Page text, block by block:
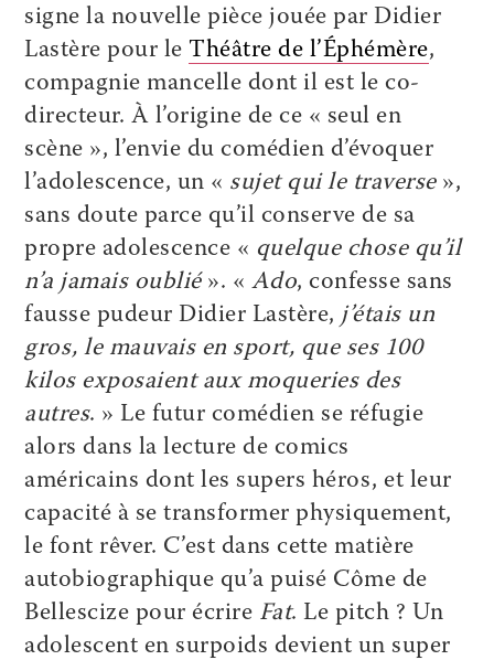
signe la nouvelle pièce jouée par Didier
Lastère pour le Théâtre de l’Éphémère,
compagnie mancelle dont il est le co-
directeur. À l’origine de ce « seul en
scène », l’envie du comédien d’évoquer
l’adolescence, un « sujet qui le traverse»,
sans doute parce qu’il conserve de sa
propre adolescence « quelque chose qu’il
n’a jamais oublié». « Ado, confesse sans
fausse pudeur Didier Lastère, j’étais un
gros, le mauvais en sport, que ses 100
kilos exposaient aux moqueries des
autres. » Le futur comédien se réfugie
alors dans la lecture de comics
américains dont les supers héros, et leur
capacité à se transformer physiquement,
le font rêver. C’est dans cette matière
autobiographique qu’a puisé Côme de
Bellescize pour écrire Fat. Le pitch ? Un
adolescent en surpoids devient un super